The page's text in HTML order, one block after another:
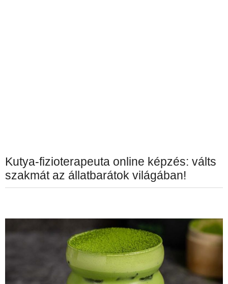
Kutya-fizioterapeuta online képzés: válts
szakmát az állatbarátok világában!